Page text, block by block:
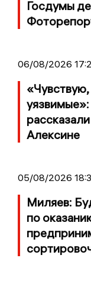
Госдумы
06/08/2026
Алексине
05/08/2026
Миляев:
по